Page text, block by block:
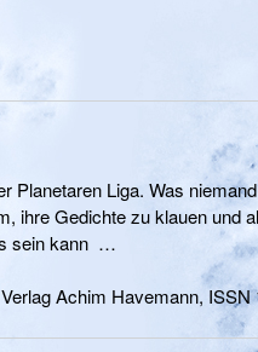
Planetaren Liga. Was
ihre Gedichte zu klauen und
sein kann …
Achim Havemann, ISSN